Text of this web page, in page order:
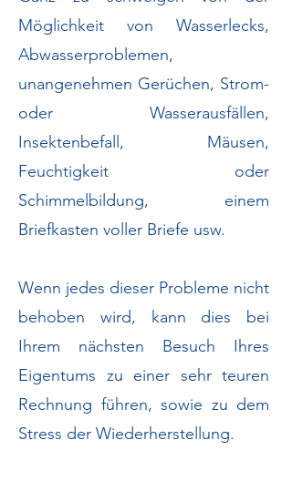
Möglichkeit von Wasserlecks,
Abwasserproblemen,
unangenehmen Gerüchen, Strom-
oder Wasserausfällen,
Insektenbefall, Mäusen,
Feuchtigkeit oder
Schimmelbildung, einem
Briefkasten voller Briefe usw.
Wenn jedes dieser Probleme nicht
behoben wird, kann dies bei
Ihrem nächsten Besuch Ihres
Eigentums zu einer sehr teuren
Rechnung führen, sowie zu dem
Stress der Wiederherstellung.